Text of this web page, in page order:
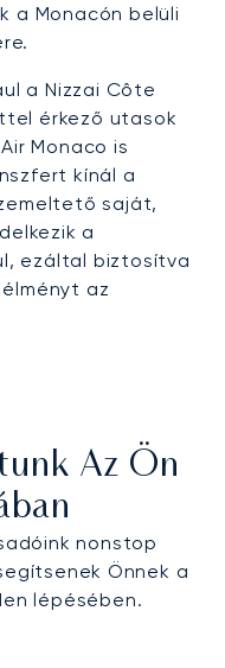
a Monacón belüli
a Nizzai Côte
érkező utasok
Monaco is
kínál a
saját,
a
ezáltal biztosítva
az
Az Ön
nonstop
Önnek a
lépésében.